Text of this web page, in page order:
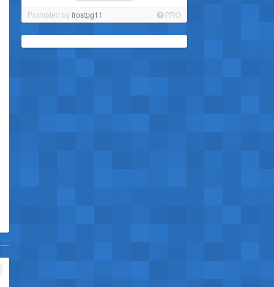
Promoted byfrostpg11 PRO